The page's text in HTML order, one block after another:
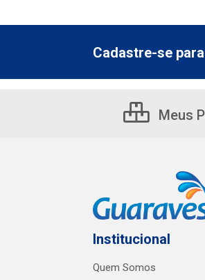
Cadastre-se
Meus
Institucional
Quem Somos